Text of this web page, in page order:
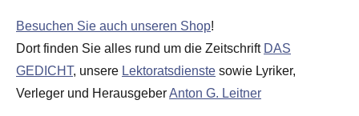
Besuchen Sie auch unseren Shop!
Dort finden Sie alles rund um die Zeitschrift DAS
GEDICHT, unsere Lektoratsdienste sowie Lyriker,
Verleger und HerausgeberAnton G. Leitner